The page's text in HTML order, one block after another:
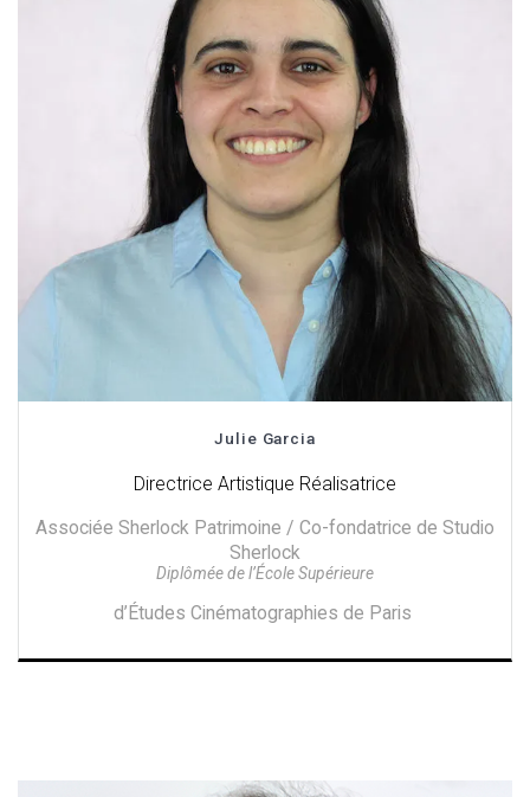
Julie Garcia
Directrice Artistique Réalisatrice
Associée Sherlock Patrimoine / Co-fondatrice de Studio
Sherlock
Diplômée de l’École Supérieure
d’Études Cinématographies de Paris